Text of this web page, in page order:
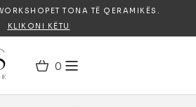
TONA TË QERAMIKËS.
KLIKONI KËTU